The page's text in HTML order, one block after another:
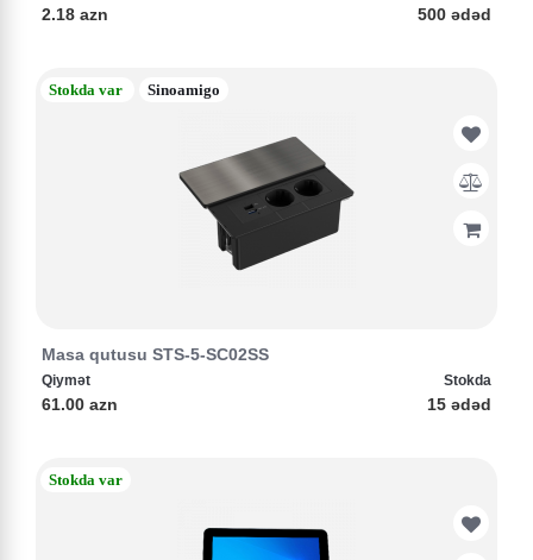
2.18 azn 500 ədəd
Stokda var Sinoamigo
Masa qutusu STS-5-SC02SS
Qiymət
61.00 azn
Stokda
15 ədəd
Stokda var